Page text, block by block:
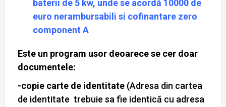
baterii de 5 kw, unde se acordă 10000 de
euro nerambursabili si cofinantare zero
component A
Este un program usor deoarece se cer doar
documentele:
-copie carte de identitate (Adresa din cartea
de identitate trebuie sa fie identică cu adresa